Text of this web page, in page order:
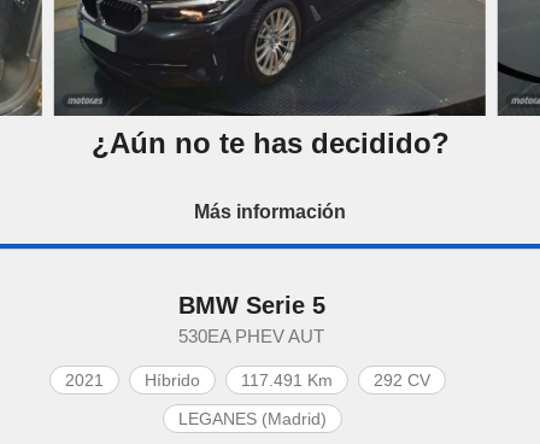
¿Aún no te has decidido?
Más información
BMW Serie 5
530EA PHEV AUT
2021 Híbrido 117.491 Km
292 CV
LEGANES (Madrid)